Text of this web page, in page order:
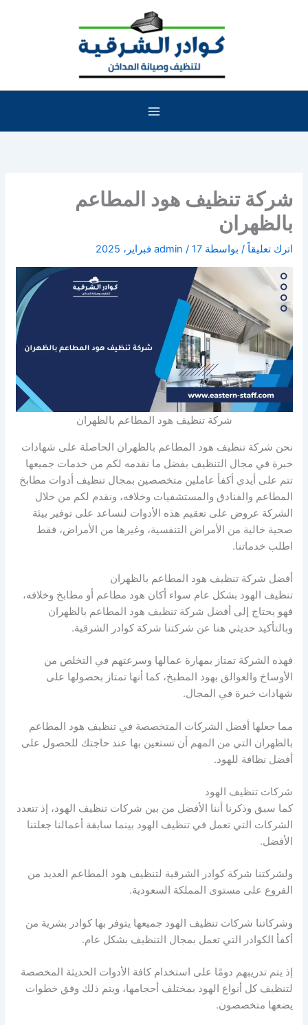
شركة تنظيف هود المطاعم
بالظهران
اترك تعليقاً / بواسطة admin / 17 فبراير، 2025
شركة تنظيف هود المطاعم بالظهران
نحن شركة تنظيف هود المطاعم بالظهران الحاصلة على شهادات
خبرة في مجال التنظيف بفضل ما نقدمه لكم من خدمات جميعها
تتم على أيدي أكفأ عاملين متخصصين بمجال تنظيف أدوات مطابخ
المطاعم والفنادق والمستشفيات وخلافه، ونقدم لكم من خلال
الشركة عروض على تعقيم هذه الأدوات لنساعد على توفير بيئة
صحية خالية من الأمراض التنفسية، وغيرها من الأمراض، فقط
اطلب خدماتنا.
أفضل شركة تنظيف هود المطاعم بالظهران
تنظيف الهود بشكل عام سواء أكان هود مطاعم أو مطابخ وخلافه،
فهو يحتاج إلى أفضل شركة تنظيف هود المطاعم بالظهران
وبالتأكيد حديثي هنا عن شركتنا شركة كوادر الشرقية.
فهذه الشركة تمتاز بمهارة عمالها وسرعتهم في التخلص من
الأوساخ والعوالق بهود المطبخ، كما أنها تمتاز بحصولها على
شهادات خبرة في المجال.
مما جعلها أفضل الشركات المتخصصة في تنظيف هود المطاعم
بالظهران التي من المهم أن تستعين بها عند حاجتك للحصول على
أفضل نظافة للهود.
شركات تنظيف الهود
كما سبق وذكرنا أننا الأفضل من بين شركات تنظيف الهود، إذ تتعدد
الشركات التي تعمل في تنظيف الهود بينما سابقة أعمالنا جعلتنا
الأفضل.
ولشركتنا شركة كوادر الشرقية لتنظيف هود المطاعم العديد من
الفروع على مستوى المملكة السعودية.
وشركاتنا شركات تنظيف الهود جميعها يتوفر بها كوادر بشرية من
أكفأ الكوادر التي تعمل بمجال التنظيف بشكل عام.
إذ يتم تدريبهم دومًا على استخدام كافة الأدوات الحديثة المخصصة
لتنظيف كل أنواع الهود بمختلف أحجامها، ويتم ذلك وفق خطوات
يضعها متخصصون.